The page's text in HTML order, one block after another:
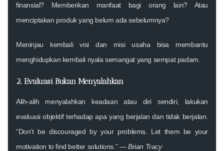
finansial? Memberikan manfaat bagi orang lain? Atau
menciptakan produk yang belum ada sebelumnya?
Meninjau kembalivisi dan misi usaha bisa membantu
menghidupkan kembali nyala semangat yang sempat padam.
2. Evaluasi Bukan Menyalahkan
Alih-alih menyalahkan keadaan atau diri sendiri, lakukan
evaluasi objektifterhadap apa yang berjalan dan tidak berjalan.
“Don’t be discouraged by your problems. Let them be your
motivation to find better solutions.” —Brian Tracy